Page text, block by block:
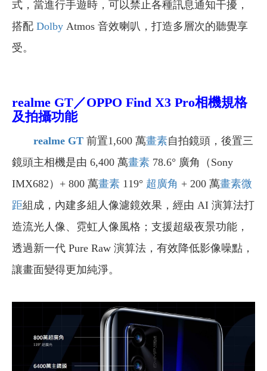
式，當進行手遊時，可以禁止各種訊息通知干擾，
搭配 Dolby Atmos 音效喇叭，打造多層次的聽覺享
受。
realme GT／OPPO Find X3 Pro相機規格
及拍攝功能
realme GT 前置1,600 萬畫素自拍鏡頭，後置三
鏡頭主相機是由 6,400 萬畫素 78.6° 廣角（Sony
IMX682）+ 800 萬畫素 119° 超廣角 + 200 萬畫素微
距組成，內建多組人像濾鏡效果，經由 AI 演算法打
造流光人像、霓虹人像風格；支援超級夜景功能，
透過新一代 Pure Raw 演算法，有效降低影像噪點，
讓畫面變得更加純淨。